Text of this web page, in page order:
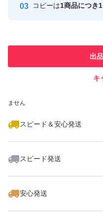
ません
スピード＆安心発送
スピード発送
安心発送
コピーは1商品につき1
出
キ